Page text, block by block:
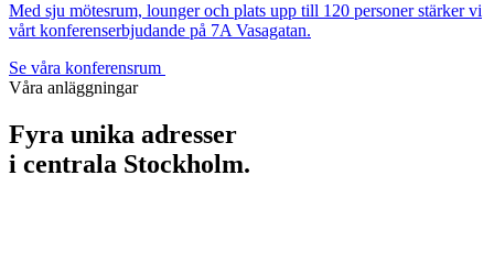
Med sju mötesrum, lounger och plats upp till 120 personer stärker vi
vårt konferenserbjudande på 7A Vasagatan.
Se våra konferensrum
Våra anläggningar
Fyra unika adresser
i centrala Stockholm.